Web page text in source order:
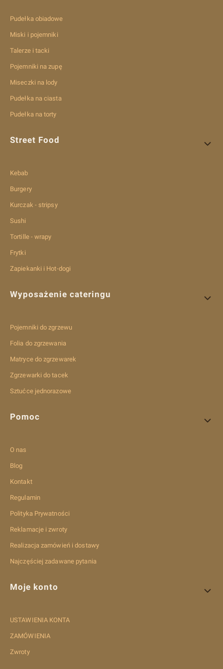
Pudełka obiadowe
Miski i pojemniki
Talerze i tacki
Pojemniki na zupę
Miseczki na lody
Pudełka na ciasta
Pudełka na torty
Street Food
Kebab
Burgery
Kurczak - stripsy
Sushi
Tortille - wrapy
Frytki
Zapiekanki i Hot-dogi
Wyposażenie cateringu
Pojemniki do zgrzewu
Folia do zgrzewania
Matryce do zgrzewarek
Zgrzewarki do tacek
Sztućce jednorazowe
Pomoc
O nas
Blog
Kontakt
Regulamin
Polityka Prywatności
Reklamacje i zwroty
Realizacja zamówień i dostawy
Najczęściej zadawane pytania
Moje konto
USTAWIENIA KONTA
ZAMÓWIENIA
Zwroty